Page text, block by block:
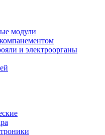
модули
и электроорганы